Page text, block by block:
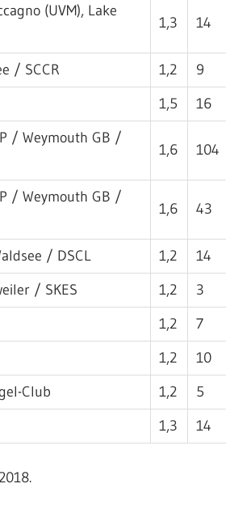
(UVM), Lake
1,3 14
/ SCCR 1,2
9
1,5 16
/ Weymouth GB /
1,6 104
/ Weymouth GB /
1,6 43
/ DSCL 1,2
14
/ SKES 1,2
3
1,2
7
1,2
10
Club 1,2
5
1,3 14